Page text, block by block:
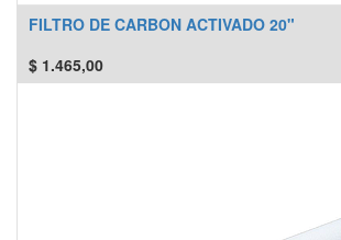
FILTRO DE CARBON ACTIVADO 20"
$ 1.465,00